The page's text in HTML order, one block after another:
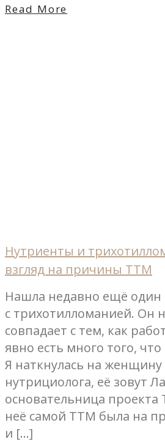
Read More
Нутриенты и
взгляд на причины ТТМ
Нашла недавно ещё один
с трихотилломанией. Он
совпадает с тем, как
явно есть много того,
Я наткнулась на
нутрициолога, её зовут
основательница
неё самой ТТМ была на
и […]